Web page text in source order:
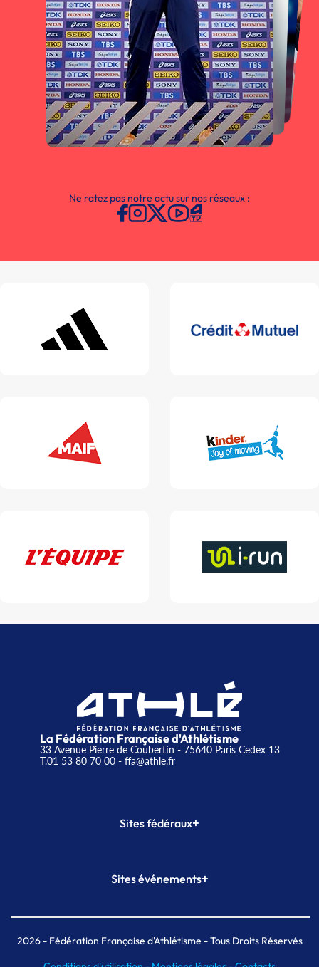
Ne ratez pas notre actu sur nos réseaux :
La Fédération Française d'Athlétisme
33 Avenue Pierre de Coubertin - 75640 Paris Cedex 13
T.01 53 80 70 00- ffa@athle.fr
Sites fédéraux+
Plateforme Formation
Sites événements+
Meeting de Paris indoor
MAIF Ekiden de Paris
2026- Fédération Française d'Athlétisme - Tous Droits Réservés